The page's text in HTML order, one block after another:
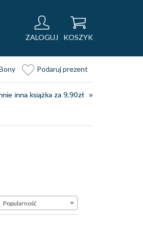
ZALOGUJ KOSZYK
Podaruj prezent
inna książka za 9,90zł
Popularność